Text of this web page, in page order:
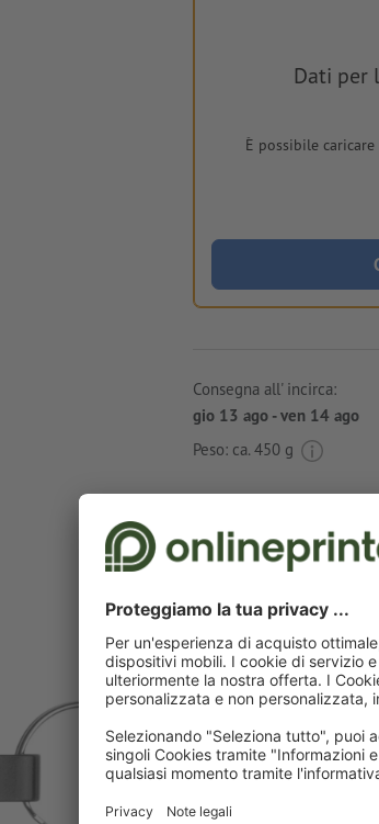
Dati per
È possibile
Consegna all' incirca:
gio 13 ago - ven 14 ago
Peso: ca. 450 g
Avvisi sui dati
Formato dei dati
Particolarità nella
Creare un ulteriore
colore
denominazione